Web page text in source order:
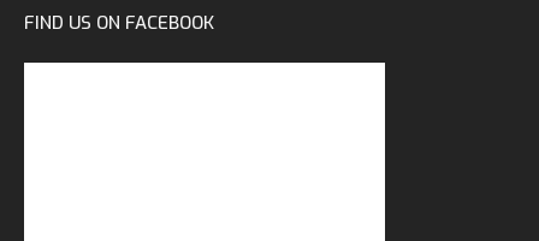
FIND US ON FACEBOOK